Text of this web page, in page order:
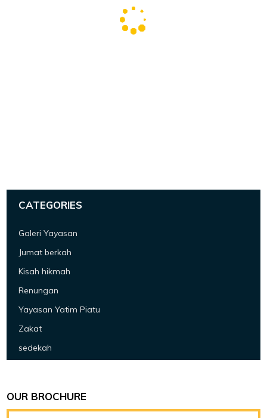
CATEGORIES
Galeri Yayasan
Jumat berkah
Kisah hikmah
Renungan
Yayasan Yatim Piatu
Zakat
sedekah
OUR BROCHURE